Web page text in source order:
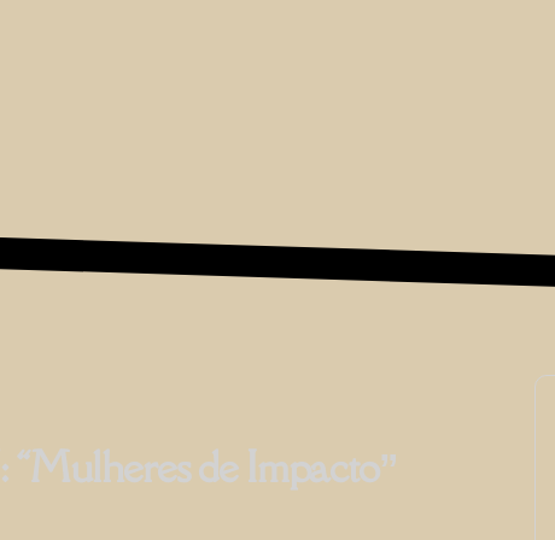
de Impacto”